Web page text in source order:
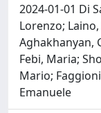
2024-01-01 Di
Lorenzo;
Aghakhanyan,
Febi, Maria;
Mario;
Emanuele